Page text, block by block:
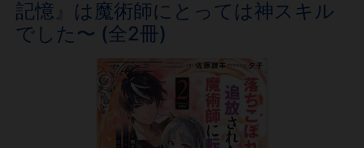
記憶』は魔術師にとっては神スキル
でした〜 (全2冊)